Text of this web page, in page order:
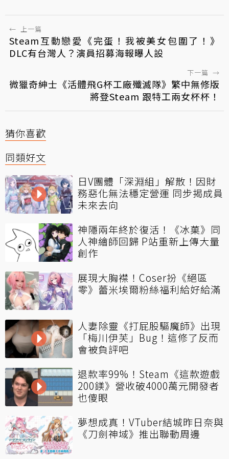
← 上一篇
Steam互動戀愛《完蛋！我被美女包圍了！》
DLC有台灣人？演員招募海報曝人設
下一篇 →
微獵奇紳士《活體飛G杯工廠殲滅隊》繁中無修版
將登Steam 跟特工兩女杯杯！
猜你喜歡
同類好文
日V團體「深淵組」解散！因財
務惡化無法穩定營運 同步揭成員
未來去向
神隱兩年終於復活！《冰菓》同
人神繪師回歸 P站重新上傳大量
創作
展現大胸襟！Coser扮《絕區
零》蕾米埃爾粉絲福利給好給滿
人妻除靈《打屁股驅魔師》出現
「梅川伊芙」Bug！這修了反而
會被負評吧
退款率99%！Steam《這款遊戲
200鎂》營收破4000萬元開發者
也傻眼
夢想成真！VTuber結城昨日奈與
《刀劍神域》推出聯動周邊